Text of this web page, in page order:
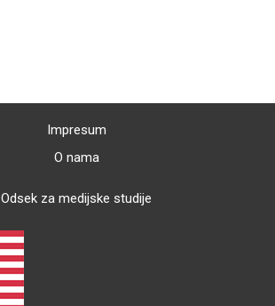
Impresum
O nama
Odsek za medijske studije